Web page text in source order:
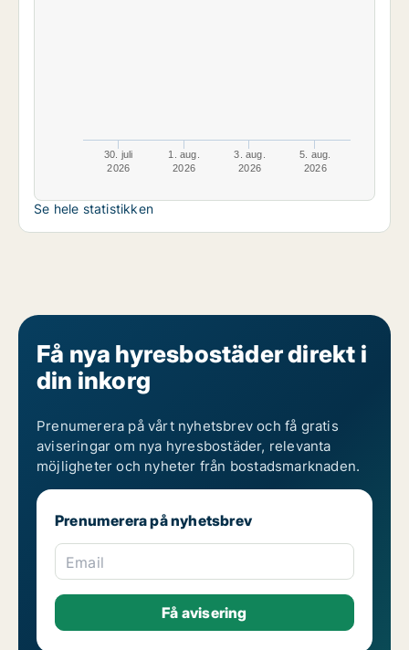
30. juli
2026
1. aug.
2026
3. aug.
2026
5. aug.
2026
Se hele statistikken
Få nya hyresbostäder direkt i
din inkorg
Prenumerera på vårt nyhetsbrev och få gratis
aviseringar om nya hyresbostäder, relevanta
möjligheter och nyheter från bostadsmarknaden.
Prenumerera på nyhetsbrev
Email